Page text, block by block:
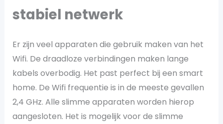
stabiel netwerk
Er zijn veel apparaten die gebruik maken van het
Wifi. De draadloze verbindingen maken lange
kabels overbodig. Het past perfect bij een smart
home. De Wifi frequentie is in de meeste gevallen
2,4 GHz. Alle slimme apparaten worden hierop
aangesloten. Het is mogelijk voor de slimme